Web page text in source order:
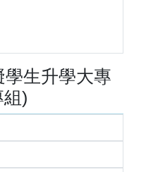
生升學大專
)